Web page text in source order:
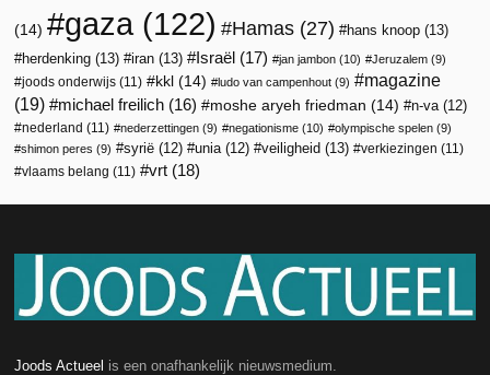
(14) gaza(122) Hamas (27) hans knoop (13)
herdenking (13) iran (13) Israël (17) jan jambon (10) Jeruzalem (9)
joods onderwijs (11) kkl (14) ludo van campenhout (9)
magazine
(19)
michael freilich (16) moshe aryeh friedman (14) n-va(12)
nederland (11) nederzettingen (9) negationisme (10) olympische spelen (9)
shimon peres (9) syrië (12) unia(12) veiligheid (13) verkiezingen (11)
vlaams belang (11) vrt (18)
Joods Actueel is een onafhankelijk nieuwsmedium.